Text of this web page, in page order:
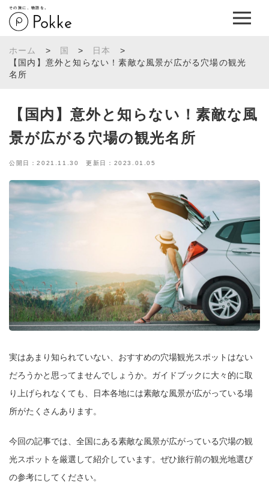
その旅に、物語を。
ホーム > 国 > 日本
>
【国内】意外と知らない！素敵な風景が広がる穴場の観光
名所
【国内】意外と知らない！素敵な風
景が広がる穴場の観光名所
公開日：2021.11.30 更新日：2023.01.05
実はあまり知られていない、おすすめの穴場観光スポットはない
だろうかと思ってませんでしょうか。ガイドブックに大々的に取
り上げられなくても、日本各地には素敵な風景が広がっている場
所がたくさんあります。
今回の記事では、全国にある素敵な風景が広がっている穴場の観
光スポットを厳選して紹介しています。ぜひ旅行前の観光地選び
の参考にしてください。